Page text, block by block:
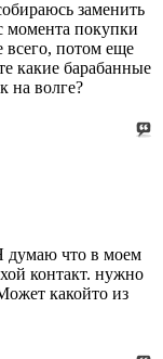
заменить
момента покупки
потом еще
какие барабанные
на волге?
думаю что в моем
контакт. нужно
какойто из